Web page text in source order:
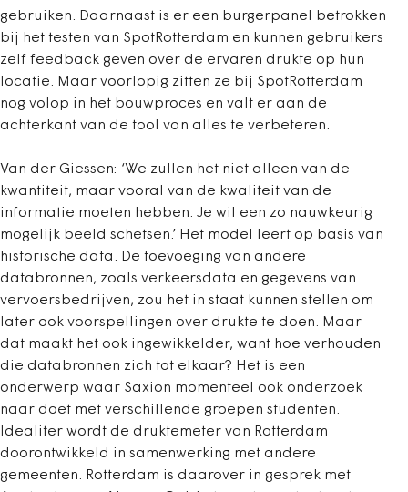
gebruiken. Daarnaast is er een burgerpanel betrokken
bij het testen van SpotRotterdam en kunnen gebruikers
zelf feedback geven over de ervaren drukte op hun
locatie. Maar voorlopig zitten ze bij SpotRotterdam
nog volop in het bouwproces en valt er aan de
achterkant van de tool van alles te verbeteren.
Van der Giessen: ‘We zullen het niet alleen van de
kwantiteit, maar vooral van de kwaliteit van de
informatie moeten hebben. Je wil een zo nauwkeurig
mogelijk beeld schetsen.’ Het model leert op basis van
historische data. De toevoeging van andere
databronnen, zoals verkeersdata en gegevens van
vervoersbedrijven, zou het in staat kunnen stellen om
later ook voorspellingen over drukte te doen. Maar
dat maakt het ook ingewikkelder, want hoe verhouden
die databronnen zich tot elkaar? Het is een
onderwerp waar Saxion momenteel ook onderzoek
naar doet met verschillende groepen studenten.
Idealiter wordt de druktemeter van Rotterdam
doorontwikkeld in samenwerking met andere
gemeenten. Rotterdam is daarover in gesprek met